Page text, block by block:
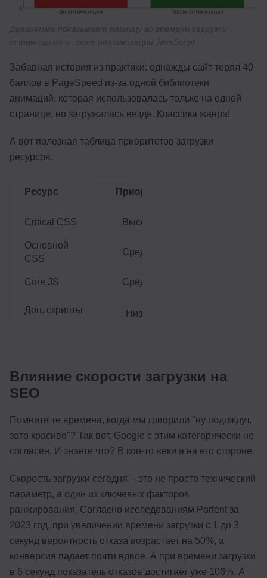
Забавная история из практики: однажды сайт терял 40
баллов в PageSpeed из-за одной библиотеки
анимаций, которая использовалась только на одной
странице, но загружалась везде. Классика жанра!
А вот полезная таблица приоритетов загрузки
ресурсов:
Ресурс Приоритет
Critical CSS Высокий
Основной
CSS
Средний
Core JS Средний
Доп. скрипты Низкий
Влияние скорости загрузки на
SEO
Помните те времена, когда мы говорили "ну подождут,
зато красиво"? Так вот, Google с этим категорически не
согласен. И знаете что? В кои-то веки я на его стороне.
Скорость загрузки сегодня -- это не просто технический
параметр, а один из ключевых факторов
ранжирования. Согласно исследованиям Portent за
2023 год, при увеличении времени загрузки с 1 до 3
секунд вероятность отказа возрастает на 50%, а
конверсия падает почти вдвое. А при времени загрузки
в 6 секунд показатель отказов достигает уже 106%. А